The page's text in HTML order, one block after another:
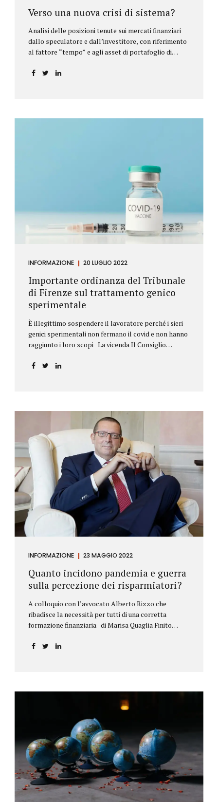
Verso una nuova crisi di sistema?
Analisi delle posizioni tenute sui mercati finanziari
dallo speculatore e dall’investitore, con riferimento
al fattore “tempo” e agli asset di portafoglio di
l’investitore Nelle definizioni di Wikipedia si legge:
Investitore: è colui che decide di investire il proprio
loro investimenti, mentre gli speculatori cercano...
INFORMAZIONE 20 LUGLIO 2022
Importante ordinanza del Tribunale
di Firenze sul trattamento genico
sperimentale
È illegittimo sospendere il lavoratore perché i sieri
genici sperimentali non fermano il covid e non hanno
raggiunto i loro scopi La vicenda Il Consiglio
alla sospensione di una propria iscritta, a causa del
76/2021. La psicologa ricorreva in via d’urgenza al
Tribunale di Firenze per chiedere la sospensione di
tale provvedimento, gravemente pregiudizievole per
la propria persona, in quanto impeditivo dello
svolgimento della libera professione. Per il Giudice
fiorentino, Dott.ssa Susanna Zanda, il
provvedimento assunto dal Consiglio lede...
INFORMAZIONE 23 MAGGIO 2022
Quanto incidono pandemia e guerra
sulla percezione dei risparmiatori?
A colloquio con l’avvocato Alberto Rizzo che
ribadisce la necessità per tutti di una corretta
formazione finanziaria di Marisa Quaglia Finito
periodo grigio della pandemia da Covid, possiamo
bancario e postale, direttore generale
dell’Accademia di educazione finanziaria presieduta
da Beppe Ghisolfi. Avvocato Rizzo, si sono
registrati cambiamenti sulla percezione della
sicurezza dei propri risparmi? Parto da una
considerazione scientifica. John Ioannidis, noto
professore di medicina, di epidemiologia e...